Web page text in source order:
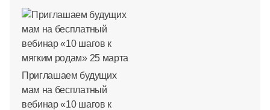
Приглашаем будущих
мам на бесплатный
вебинар «10 шагов к